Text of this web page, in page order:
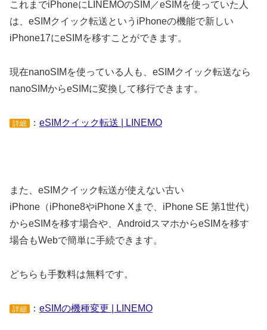
これまでiPhoneにLINEMOのSIM／eSIMを使っていた人
は、eSIMクイック転送というiPhoneの機能で新しい
iPhone17にeSIMを移すことができます。
現在nanoSIMを使っている人も、eSIMクイック転送なら
nanoSIMからeSIMに変換して移行できます。
詳細 ： eSIMクイック転送 | LINEMO
また、eSIMクイック転送が使えない古い
iPhone（iPhone8やiPhone Xまで、iPhone SE 第1世代）
からeSIMを移す場合や、AndroidスマホからeSIMを移す
場合もWebで簡単に手続できます。
どちらも手数料は無料です。
詳細 ： eSIMの機種変更 | LINEMO